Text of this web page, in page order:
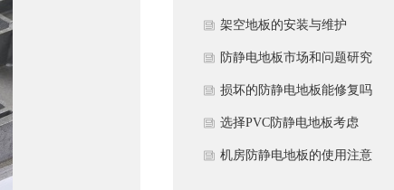
​架空地板的安装与维护
防静电地板市场和问题研究
损坏的防静电地板能修复吗
​选择PVC防静电地板考虑
机房防静电地板的使用注意